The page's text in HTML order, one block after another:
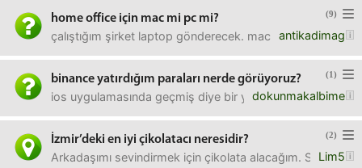
(9)
home office için mac mi pc mi?
antikadimag
çalıştığım şirket laptop gönderecek. mac mi pc mi
(1)
binance yatırdığım paraları nerde görüyoruz?
dokunmakalbime
ios uygulamasında geçmiş diye bir yer buldum birtek
(2)
İzmir’deki en iyi çikolatacı neresidir?
Lim5
Arkadaşımı sevindirmek için çikolata alacağım. Süslü